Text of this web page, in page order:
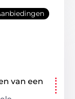
van een